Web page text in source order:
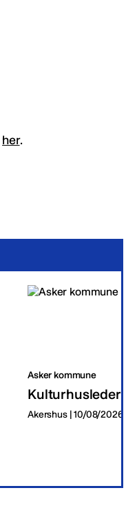
her.
Asker kommune
Kulturhusleder
Akershus | 10/08/2026